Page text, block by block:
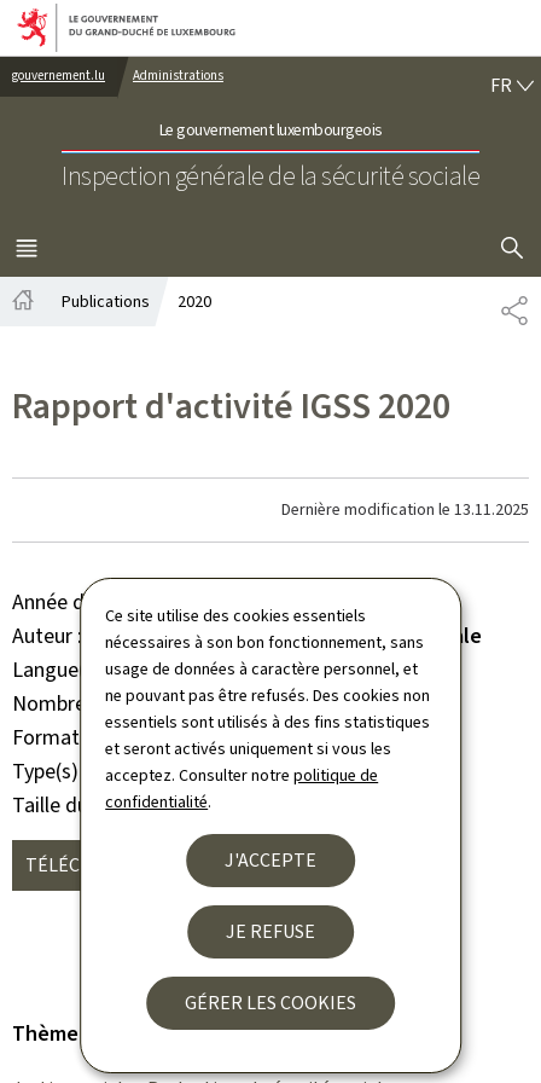
Ce site utilise des cookies essentiels
nécessaires à son bon fonctionnement, sans
usage de données à caractère personnel, et
ne pouvant pas être refusés. Des cookies non
essentiels sont utilisés à des fins statistiques
et seront activés uniquement si vous les
acceptez. Consulter notrepolitique de
confidentialité.
J'ACCEPTE
JE REFUSE
GÉRER LES COOKIES
Aller au menu principal
Aller au contenu
gouvernement.lu Administrations
Le gouvernement luxembourgeois
Inspection générale de la sécurité sociale
FR
MENU
PRINCIPAL
Publications 2020
Rapport d'activité IGSS 2020
Dernière modification le 13.11.2025
Année de parution
2021
Auteur
Inspection générale de la sécurité sociale
Langue(s)
Français
Nombre de pages 44 page(s)
Format du document Pdf
Type(s)
Rapports d'activités
Taille du fichier 858 Ko
TÉLÉCHARGER (FR, PDF - 858 KO)
Thème